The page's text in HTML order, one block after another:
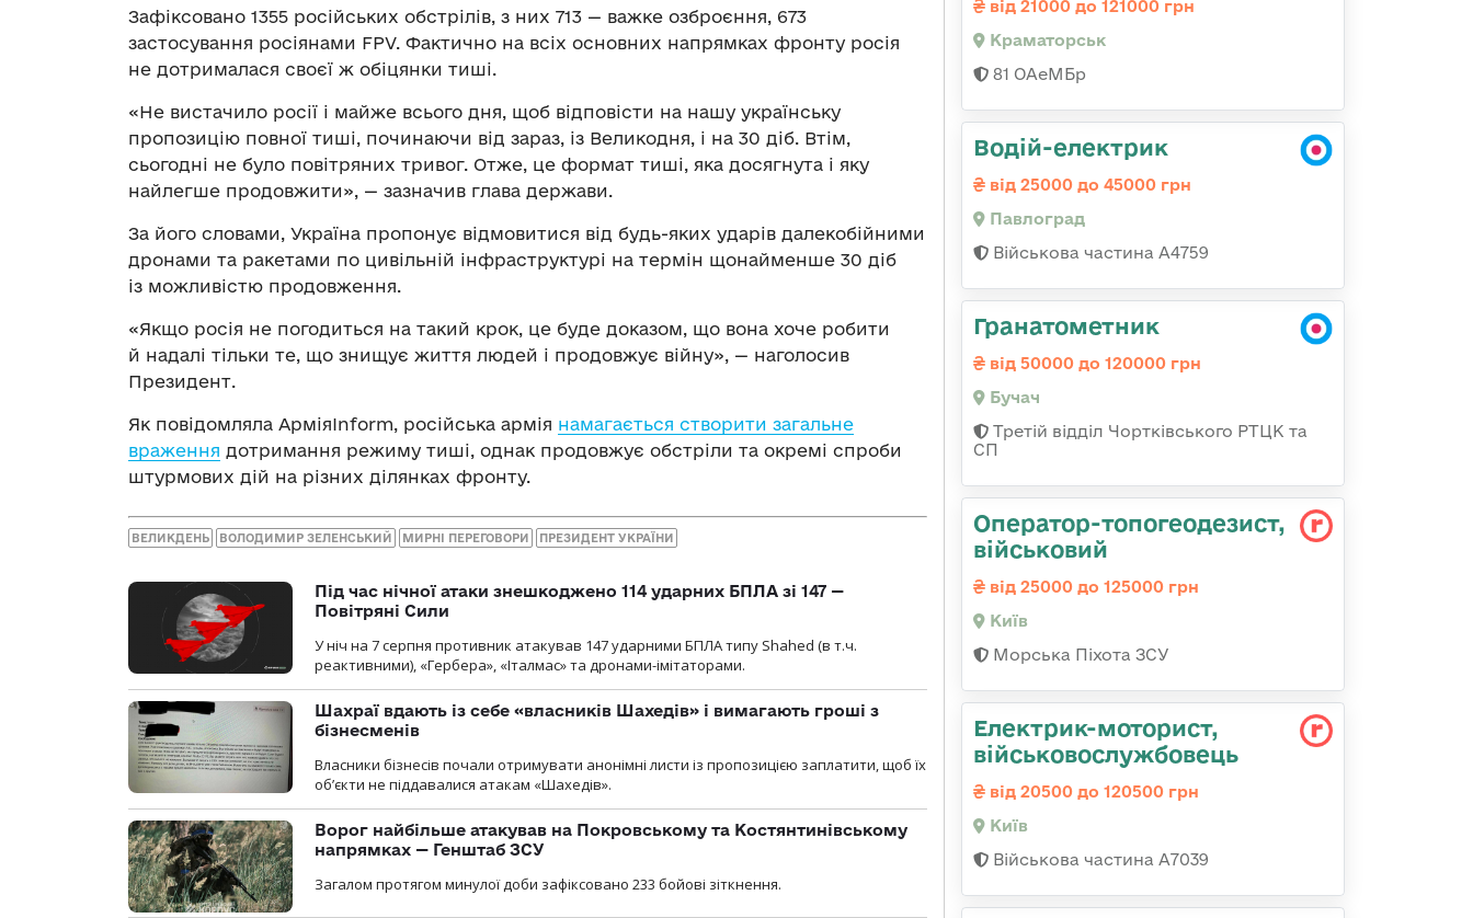
Зафіксовано 1355 російських обстрілів, з них 713 — важке озброєння, 673
застосування росіянами FPV. Фактично на всіх основних напрямках фронту росія
не дотрималася своєї ж обіцянки тиші.
«Не вистачило росії і майже всього дня, щоб відповісти на нашу українську
пропозицію повної тиші, починаючи від зараз, із Великодня, і на 30 діб. Втім,
сьогодні не було повітряних тривог. Отже, це формат тиші, яка досягнута і яку
найлегше продовжити», — зазначив глава держави.
За його словами, Україна пропонує відмовитися від будь-яких ударів далекобійними
дронами та ракетами по цивільній інфраструктурі на термін щонайменше 30 діб
із можливістю продовження.
«Якщо росія не погодиться на такий крок, це буде доказом, що вона хоче робити
й надалі тільки те, що знищує життя людей і продовжує війну», — наголосив
Президент.
Як повідомляла АрміяInform, російська армія намагається створити загальне
враження дотримання режиму тиші, однак продовжує обстріли та окремі спроби
штурмових дій на різних ділянках фронту.
ВЕЛИКДЕНЬ ВОЛОДИМИР ЗЕЛЕНСЬКИЙ МИРНІ ПЕРЕГОВОРИ ПРЕЗИДЕНТ УКРАЇНИ
Під час нічної атаки знешкоджено 114 ударних БПЛА зі 147 —
Повітряні Сили
У ніч на 7 серпня противник атакував 147 ударними БПЛА типу Shahed (в т.ч.
реактивними), «Гербера», «Італмас» та дронами-імітаторами.
Шахраї вдають із себе «власників Шахедів» і вимагають гроші з
бізнесменів
Власники бізнесів почали отримувати анонімні листи із пропозицією заплатити, щоб їх
об’єкти не піддавалися атакам «Шахедів».
Ворог найбільше атакував на Покровському та Костянтинівському
напрямках — Генштаб ЗСУ
Загалом протягом минулої доби зафіксовано 233 бойові зіткнення.
від 21000 до 121000 грн
Краматорськ
81 ОАеМБр
Водій-електрик
від 25000 до 45000 грн
Павлоград
Військова частина А4759
Гранатометник
від 50000 до 120000 грн
Бучач
Третій відділ Чортківського РТЦК та
СП
Опеpатоp-топогеодезист,
військовий
від 25000 до 125000 грн
Київ
Морська Піхота ЗСУ
Електрик-моторист,
військовослужбовець
від 20500 до 120500 грн
Київ
Військова частина А7039